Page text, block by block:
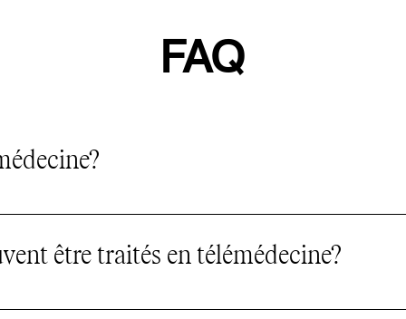
FAQ
médicale réalisée à distance par
être traités en télémédecine?
possibles : Les symptômes d’allergies